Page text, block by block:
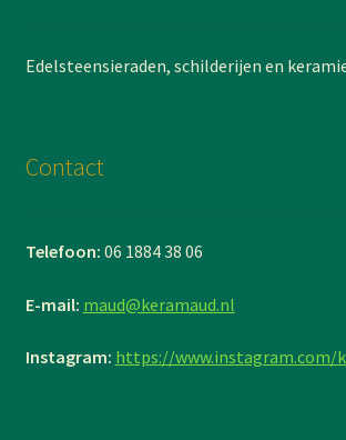
Edelsteensieraden, schilderijen en
Contact
Telefoon: 06 1884 38 06
E-mail: maud@keramaud.nl
Instagram: https://www.instagram.com/